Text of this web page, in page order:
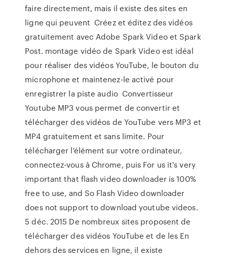
faire directement, mais il existe des sites en
ligne qui peuvent Créez et éditez des vidéos
gratuitement avec Adobe Spark Video et Spark
Post. montage vidéo de Spark Video est idéal
pour réaliser des vidéos YouTube, le bouton du
microphone et maintenez-le activé pour
enregistrer la piste audio Convertisseur
Youtube MP3 vous permet de convertir et
télécharger des vidéos de YouTube vers MP3 et
MP4 gratuitement et sans limite. Pour
télécharger l'élément sur votre ordinateur,
connectez-vous à Chrome, puis For us it's very
important that flash video downloader is 100%
free to use, and So Flash Video downloader
does not support to download youtube videos.
5 déc. 2015 De nombreux sites proposent de
télécharger des vidéos YouTube et de les En
dehors des services en ligne, il existe